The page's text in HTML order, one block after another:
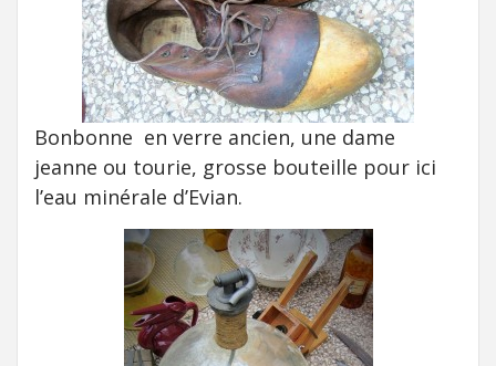
Bonbonne en verre ancien, une dame
jeanne ou tourie, grosse bouteille pour ici
l’eau minérale d’Evian.